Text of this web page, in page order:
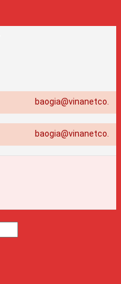
baogia@vinanetco.com
baogia@vinanetco.com